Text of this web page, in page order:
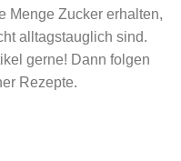
Menge Zucker erhalten,
alltagstauglich sind.
gerne! Dann folgen
Rezepte.